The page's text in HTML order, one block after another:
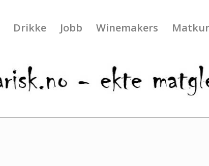
Drikke Jobb Winemakers